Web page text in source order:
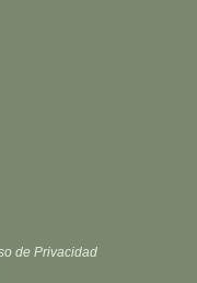
de Privacidad